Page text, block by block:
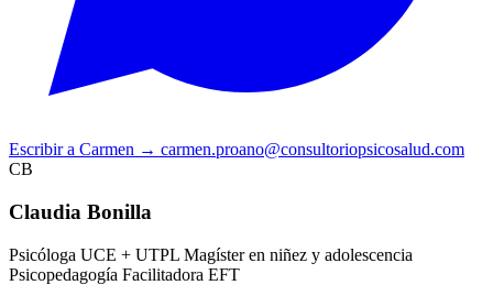
Escribir a Carmen → carmen.proano@consultoriopsicosalud.com
CB
Claudia Bonilla
Psicóloga UCE + UTPL Magíster en niñez y adolescencia
Psicopedagogía Facilitadora EFT